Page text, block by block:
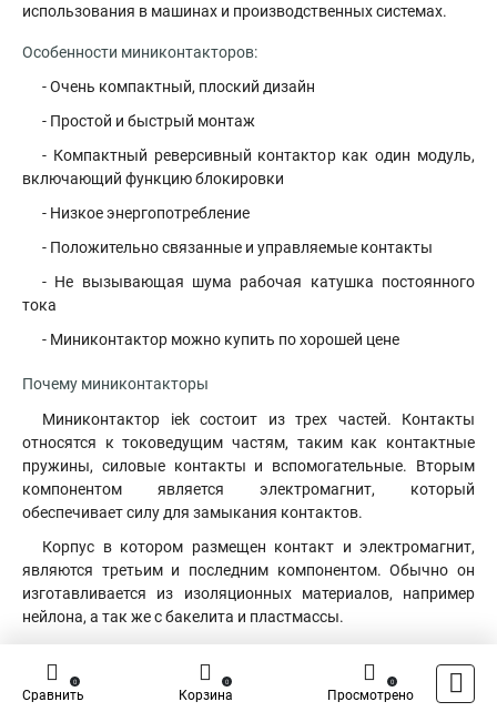
использования в машинах и производственных системах.
Особенности миниконтакторов:
- Очень компактный, плоский дизайн
- Простой и быстрый монтаж
- Компактный реверсивный контактор как один модуль,
включающий функцию блокировки
- Низкое энергопотребление
- Положительно связанные и управляемые контакты
- Не вызывающая шума рабочая катушка постоянного
тока
- Миниконтактор можно купить по хорошей цене
Почему миниконтакторы
Миниконтактор iek состоит из трех частей. Контакты
относятся к токоведущим частям, таким как контактные
пружины, силовые контакты и вспомогательные. Вторым
компонентом является электромагнит, который
обеспечивает силу для замыкания контактов.
Корпус в котором размещен контакт и электромагнит,
являются третьим и последним компонентом. Обычно он
изготавливается из изоляционных материалов, например
нейлона, а так же с бакелита и пластмассы.
определенную защиту от воздействия прикосновения со
стороны некоторых сотрудников. Некоторые контакторы
Сравнить
0
Корзина
0
Просмотрено
0